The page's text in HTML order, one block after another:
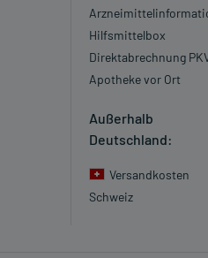
Hilfsmittelbox
Direktabrechnung
Apotheke vor Ort
Außerhalb
Deutschland:
Versandkosten
Schweiz